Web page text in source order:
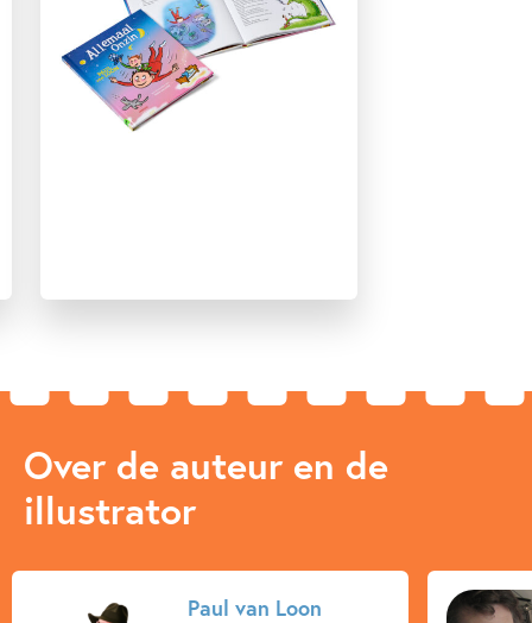
Over de auteur en de
illustrator
Paul van Loon